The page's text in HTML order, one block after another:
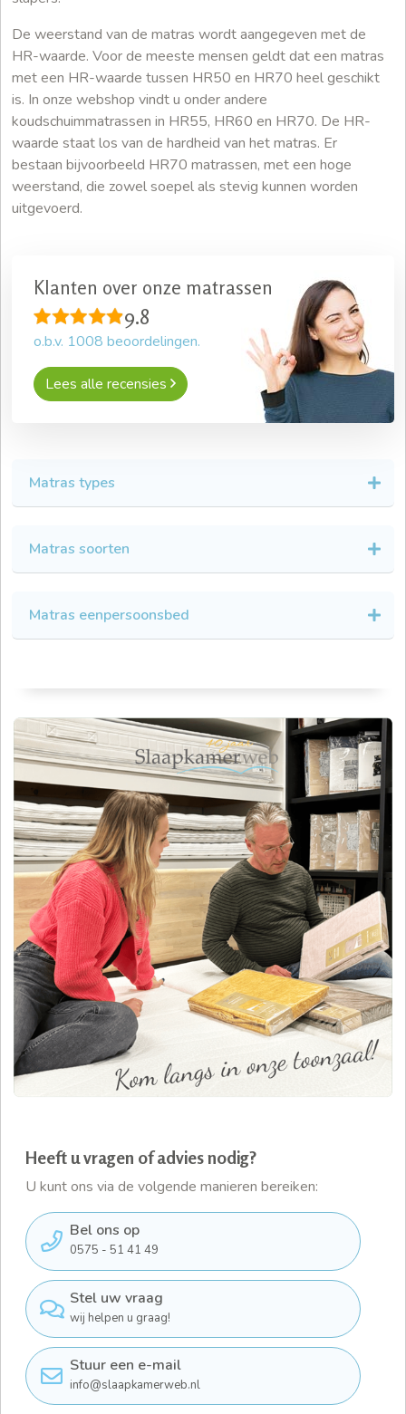
Heeft u vragen of advies nodig?
U kunt ons via de volgende manieren bereiken:
Bel ons op
0575 - 51 41 49
Stel uw vraag
wij helpen u graag!
Stuur een e-mail
info@slaapkamerweb.nl
De weerstand van de matras wordt aangegeven met de
HR-waarde. Voor de meeste mensen geldt dat een matras
met een HR-waarde tussen HR50 en HR70 heel geschikt
is. In onze webshop vindt u onder andere
koudschuimmatrassen in HR55, HR60 en HR70. De HR-
waarde staat los van de hardheid van het matras. Er
bestaan bijvoorbeeld HR70 matrassen, met een hoge
weerstand, die zowel soepel als stevig kunnen worden
uitgevoerd.
Klanten over onze matrassen
9.8
o.b.v. 1008 beoordelingen.
Lees alle recensies
Matras types
Matras soorten
Matras eenpersoonsbed